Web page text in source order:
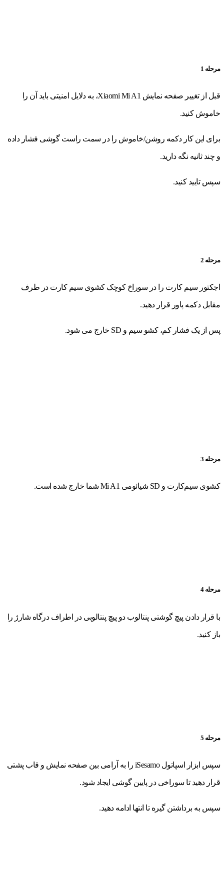
مرحله 1
قبل از تغییر صفحه نمایش Xiaomi Mi A1، به دلایل امنیتی باید آن را
خاموش کنید.
برای این کار دکمه روشن/خاموش را در سمت راست گوشی فشار داده
و چند ثانیه نگه دارید.
سپس تایید کنید.
مرحله 2
اجکتور سیم کارت را در سوراخ کوچک کشوی سیم کارت در طرف
مقابل دکمه پاور قرار دهید.
پس از یک فشار کم، کشو سیم و SD خارج می شود.
مرحله 3
کشوی سیم‌کارت و SD شیائومی Mi A1 شما خارج شده است.
مرحله 4
با قرار دادن پیچ گوشتی پنتالوب دو پیچ پنتالوبی در اطراف درگاه شارژ را
باز کنید.
مرحله 5
سپس ابزار اسپاتول iSesamo را به آرامی بین صفحه نمایش و قاب پشتی
قرار دهید تا سوراخی در پایین گوشی ایجاد شود.
سپس به برداشتن گیره تا انتها ادامه دهید.